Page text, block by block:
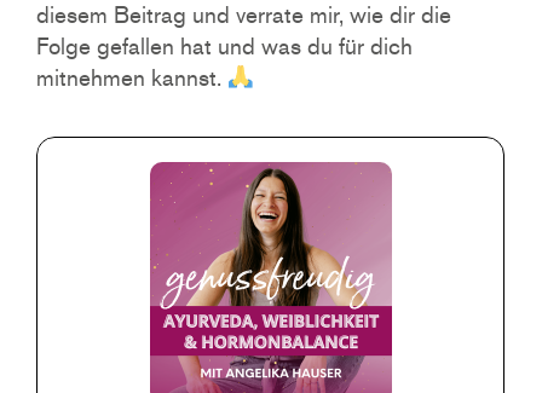
diesem Beitrag und verrate mir, wie dir die
Folge gefallen hat und was du für dich
mitnehmen kannst.